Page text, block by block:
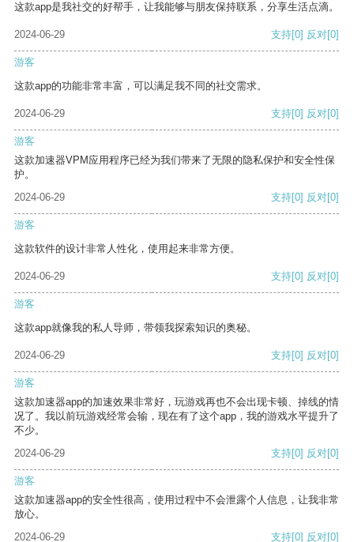
这款app是我社交的好帮手，让我能够与朋友保持联系，分享生活点滴。
2024-06-29 支持[0] 反对[0]
游客
这款app的功能非常丰富，可以满足我不同的社交需求。
2024-06-29 支持[0] 反对[0]
游客
这款加速器VPM应用程序已经为我们带来了无限的隐私保护和安全性保
护。
2024-06-29
支持[0] 反对[0]
游客
这款软件的设计非常人性化，使用起来非常方便。
2024-06-29 支持[0] 反对[0]
游客
这款app就像我的私人导师，带领我探索知识的奥秘。
2024-06-29 支持[0] 反对[0]
游客
这款加速器app的加速效果非常好，玩游戏再也不会出现卡顿、掉线的情
况了。我以前玩游戏经常会输，现在有了这个app，我的游戏水平提升了
不少。
2024-06-29
支持[0] 反对[0]
游客
这款加速器app的安全性很高，使用过程中不会泄露个人信息，让我非常
放心。
2024-06-29
支持[0] 反对[0]